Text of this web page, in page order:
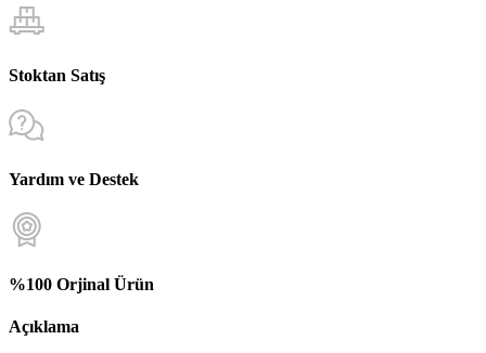
Stoktan Satış
Yardım ve Destek
%100 Orjinal Ürün
Açıklama